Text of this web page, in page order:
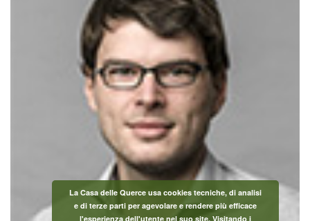
La Casa delle Querce usa cookies tecniche, di analisi
e di terze parti per agevolare e rendere più efficace
l'esperienza dell'utente nel suo site. Visitando i